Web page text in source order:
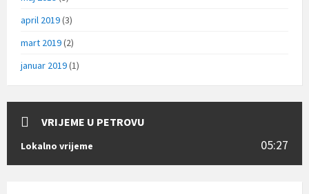
april 2019(3)
mart 2019(2)
januar 2019(1)
VRIJEME U PETROVU
Lokalno vrijeme 05:27